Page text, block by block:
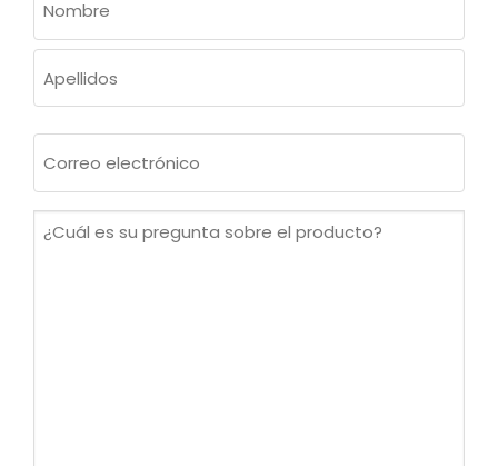
(OBLIGATORIO)
Nombre
electrónico
¿Cuál